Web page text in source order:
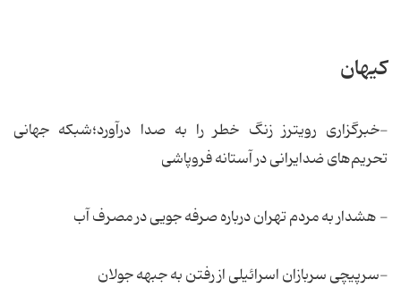
کیهان
-خبرگزاری رویترز زنگ خطر را به صدا درآورد؛شبکه جهانی
تحریم‌های ضدایرانی در آستانه فروپاشی
- هشدار به مردم تهران درباره صرفه جویی در مصرف آب
-سرپیچی سربازان اسرائیلی از رفتن به جبهه جولان